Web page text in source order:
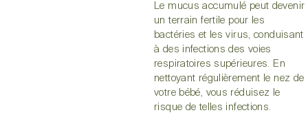
Le mucus accumulé peut devenir
un terrain fertile pour les
bactéries et les virus, conduisant
à des infections des voies
respiratoires supérieures. En
nettoyant régulièrement le nez de
votre bébé, vous réduisez le
risque de telles infections.